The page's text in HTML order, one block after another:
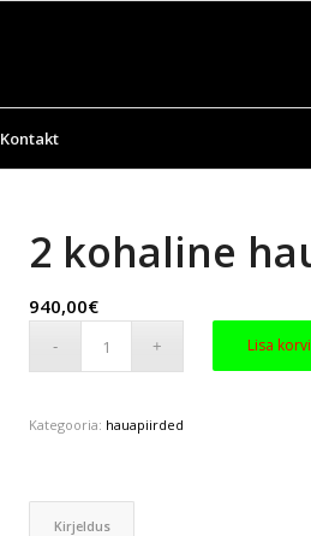
Kontakt
2 kohaline
940,00€
Lisa korvi
Kategooria: hauapiirded
Kirjeldus